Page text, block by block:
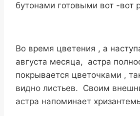
бутонами готовыми вот -вот
Во время цветения , а
августа месяца, астра
покрывается цветочками ,
видно листьев. Своим
астра напоминает